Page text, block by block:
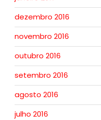
dezembro 2016
novembro 2016
outubro 2016
setembro 2016
agosto 2016
julho 2016